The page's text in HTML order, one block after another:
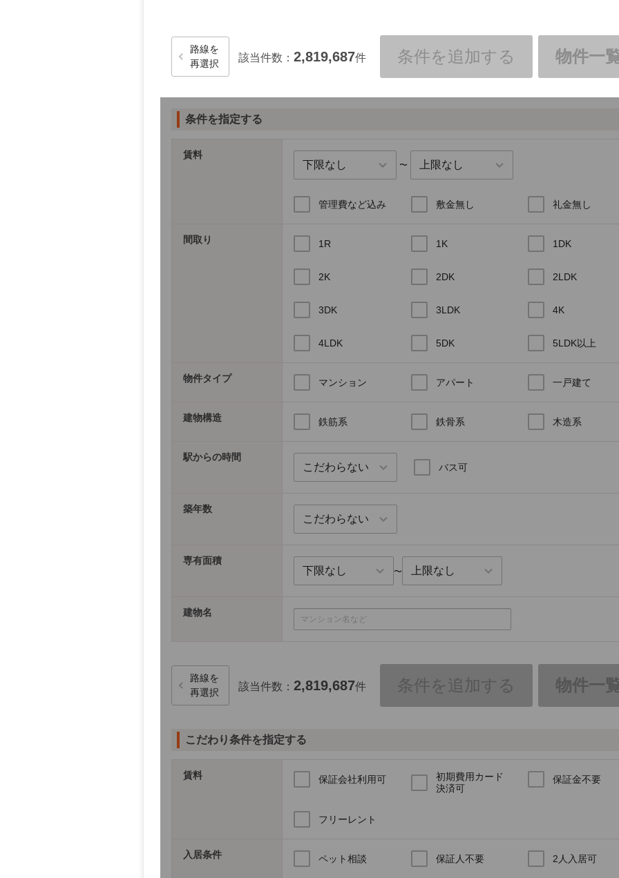
読み込み中…
路線を
再選択
該当件数： 2,819,687件 条件を追加する 物件一
条件を指定する
賃料
〜
管理費など込み 敷金無し 礼金無し
間取り 1R 1K 1DK
2K 2DK 2LDK
3DK 3LDK 4K
4LDK 5DK 5LDK以上
物件タイプ マンション アパート 一戸建て
建物構造 鉄筋系 鉄骨系 木造系
駅からの時間
バス可
築年数
専有面積
〜
建物名
路線を
再選択
該当件数： 2,819,687件 条件を追加する 物件一
こだわり条件を指定する
賃料 保証会社利用可
初期費用カード
決済可
保証金不要
フリーレント
入居条件 ペット相談 保証人不要 2人入居可